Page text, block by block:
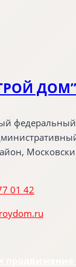
ДОМ”
федеральный
01 42